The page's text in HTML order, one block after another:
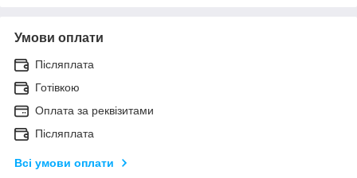
Умови оплати
Післяплата
Готівкою
Оплата за реквізитами
Післяплата
Всі умови оплати